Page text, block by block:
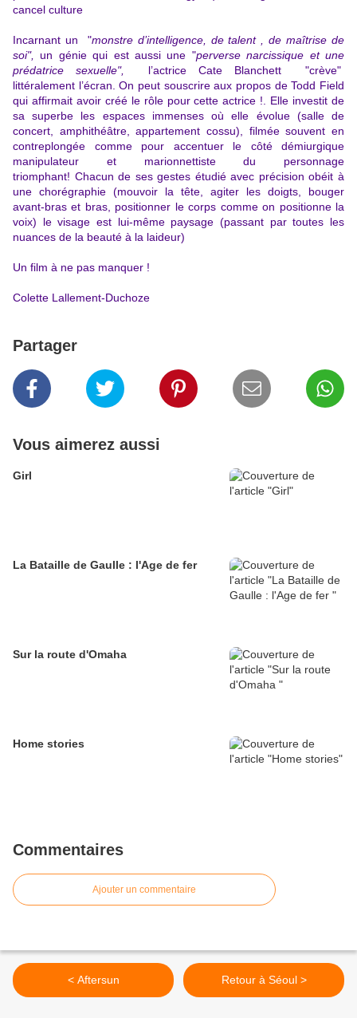
cancel culture
Incarnant un "monstre d’intelligence, de talent , de maîtrise de
soi",un génie qui est aussi une "perverse narcissique et une
prédatrice sexuelle",
l’actrice Cate Blanchett "crève"
littéralement l’écran. On peut souscrire aux propos de Todd Field
qui affirmait avoir créé le rôle pour cette actrice !. Elle investit de
sa superbe les espaces immenses où elle évolue (salle de
concert, amphithéâtre, appartement cossu),
filmée souvent en
contreplongée comme pour accentuer le côté démiurgique
manipulateur et marionnettiste du personnage
triomphant! Chacun de ses gestes étudié avec précision obéit à
une chorégraphie (mouvoir la tête, agiter les doigts, bouger
avant-bras et bras, positionner le corps comme on positionne la
voix) le visage est lui-même paysage (passant par toutes les
nuances de la beauté à la laideur)
Un film à ne pas manquer !
Colette Lallement-Duchoze
Partager
Vous aimerez aussi
Girl
La Bataille de Gaulle : l'Age de fer
Sur la route d'Omaha
Home stories
Commentaires
Ajouter un commentaire
< Aftersun Retour à Séoul >